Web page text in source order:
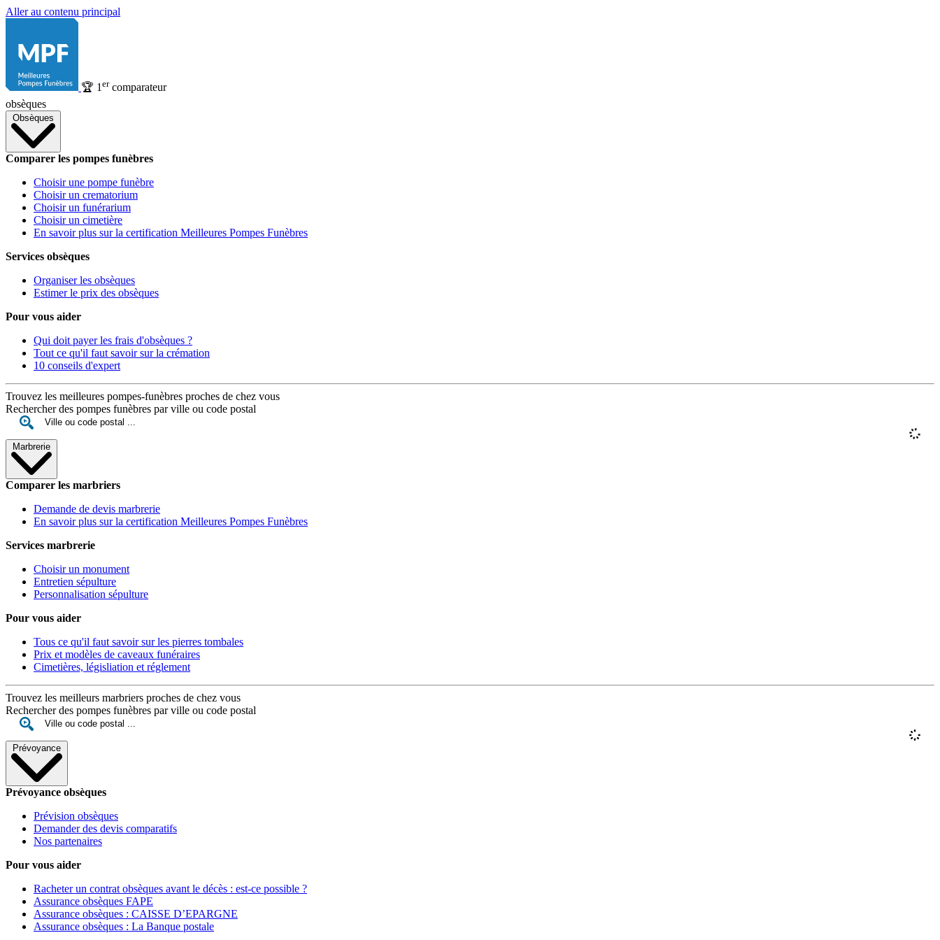
Aller au contenu principal
🏆 1 ercomparateur
obsèques
Obsèques
Comparer les pompes funèbres
Choisir une pompe funèbre
Choisir un crematorium
Choisir un funérarium
Choisir un cimetière
En savoir plus sur la certification Meilleures Pompes Funèbres
Services obsèques
Organiser les obsèques
Estimer le prix des obsèques
Pour vous aider
Qui doit payer les frais d'obsèques ?
Tout ce qu'il faut savoir sur la crémation
10 conseils d'expert
Trouvez les meilleures pompes-funèbres proches de chez vous
Rechercher des pompes funèbres par ville ou code postal
Marbrerie
Comparer les marbriers
Demande de devis marbrerie
En savoir plus sur la certification Meilleures Pompes Funèbres
Services marbrerie
Choisir un monument
Entretien sépulture
Personnalisation sépulture
Pour vous aider
Tous ce qu'il faut savoir sur les pierres tombales
Prix et modèles de caveaux funéraires
Cimetières, législiation et réglement
Trouvez les meilleurs marbriers proches de chez vous
Rechercher des pompes funèbres par ville ou code postal
Prévoyance
Prévoyance obsèques
Prévision obsèques
Demander des devis comparatifs
Nos partenaires
Pour vous aider
Racheter un contrat obsèques avant le décès : est-ce possible ?
Assurance obsèques FAPE
Assurance obsèques : CAISSE D’EPARGNE
Assurance obsèques : La Banque postale